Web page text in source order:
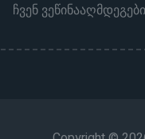
ჩვენ